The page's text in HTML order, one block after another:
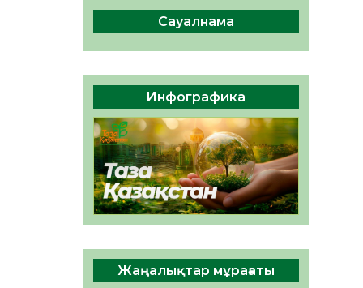
таныстырылымы өтті
Қазақстандықтардың 72,3%-
ы жаңа Құрылтай үшін дауыс
беруге дайын
05.08.2026
34 0
Сауалнама
Инфографика
Жаңалықтар мұрағаты